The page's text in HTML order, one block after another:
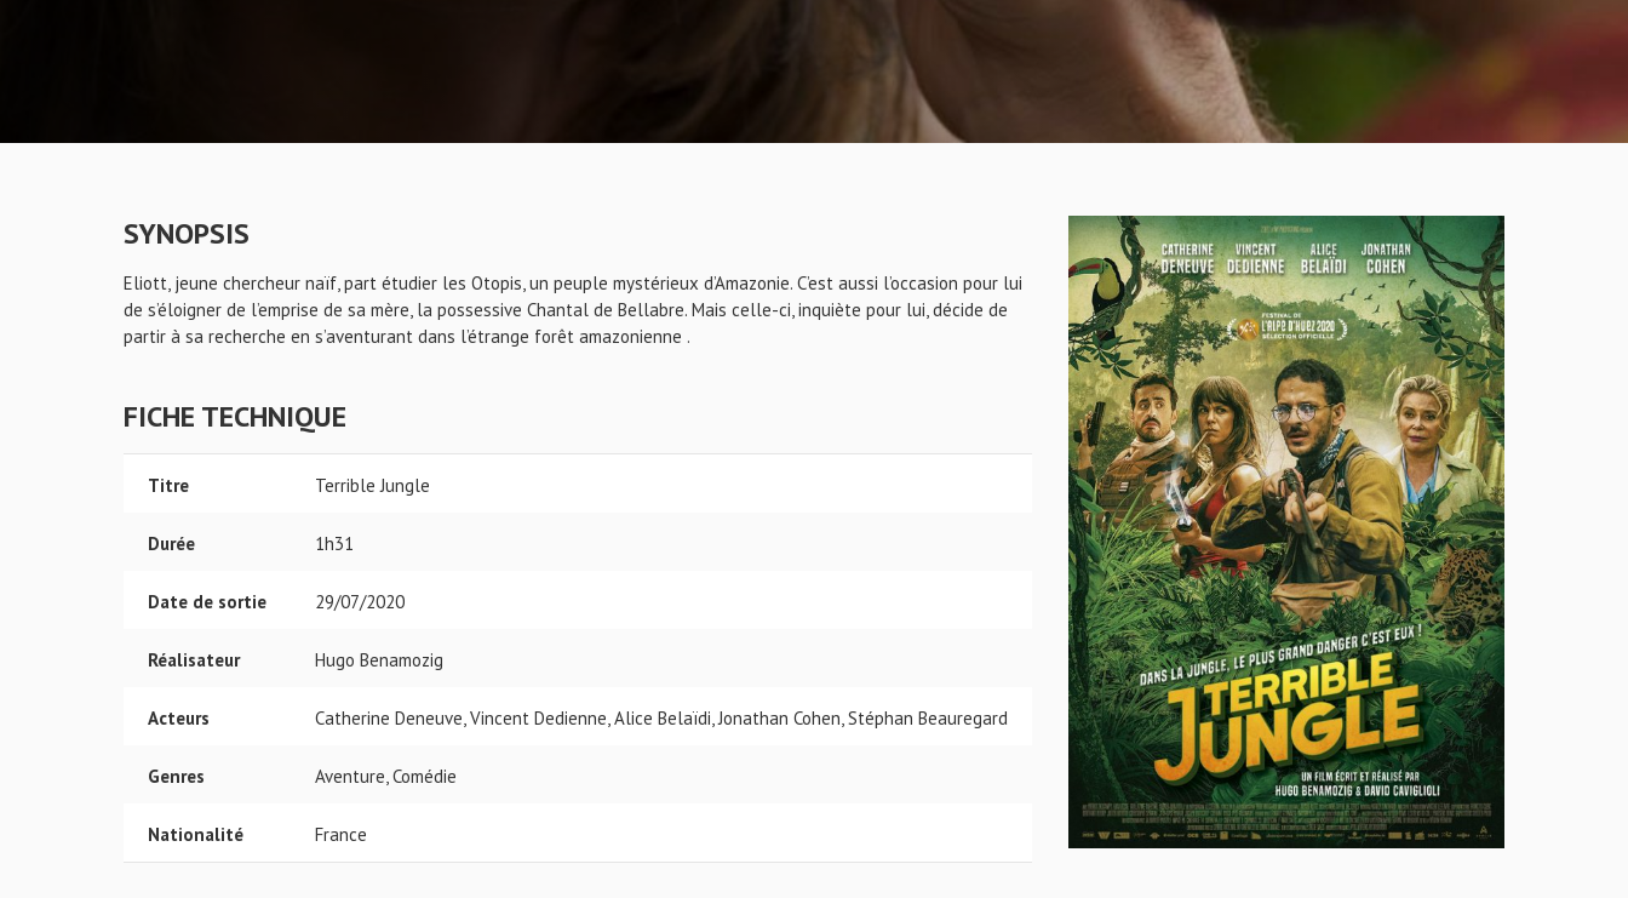
SYNOPSIS
Eliott, jeune chercheur naïf, part étudier les Otopis, un peuple mystérieux d’Amazonie. C’est aussi l’occasion pour lui
de s’éloigner de l’emprise de sa mère, la possessive Chantal de Bellabre. Mais celle-ci, inquiète pour lui, décide de
partir à sa recherche en s’aventurant dans l’étrange forêt amazonienne .
FICHE TECHNIQUE
Titre Terrible Jungle
Durée 1h31
Date de sortie 29/07/2020
Réalisateur Hugo Benamozig
Acteurs Catherine Deneuve, Vincent Dedienne, Alice Belaïdi, Jonathan Cohen, Stéphan Beauregard
Genres Aventure, Comédie
Nationalité France